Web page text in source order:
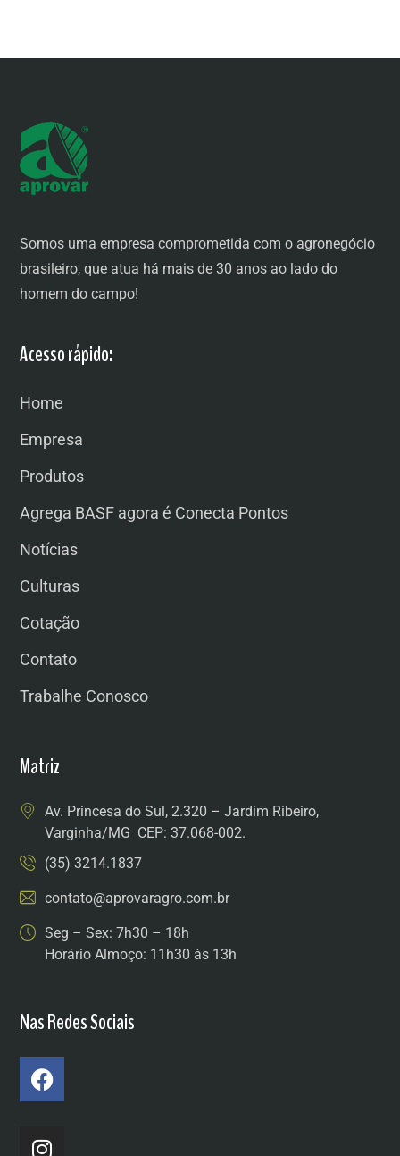
Somos uma empresa comprometida com o agronegócio
brasileiro, que atua há mais de 30 anos ao lado do
homem do campo!
Acesso rápido:
Home
Empresa
Produtos
Agrega BASF agora é Conecta Pontos
Notícias
Culturas
Cotação
Contato
Trabalhe Conosco
Matriz
Av. Princesa do Sul, 2.320 – Jardim Ribeiro,
Varginha/MG CEP: 37.068-002.
(35) 3214.1837
contato@aprovaragro.com.br
Seg – Sex: 7h30 – 18h
Horário Almoço: 11h30 às 13h
Nas Redes Sociais